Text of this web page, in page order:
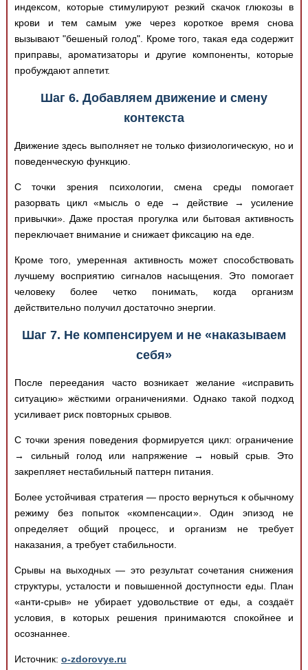
индексом, которые стимулируют резкий скачок глюкозы в
крови и тем самым уже через короткое время снова
вызывают "бешеный голод". Кроме того, такая еда содержит
приправы, ароматизаторы и другие компоненты, которые
пробуждают аппетит.
Шаг 6. Добавляем движение и смену
контекста
Движение здесь выполняет не только физиологическую, но и
поведенческую функцию.
С точки зрения психологии, смена среды помогает
разорвать цикл «мысль о еде → действие → усиление
привычки». Даже простая прогулка или бытовая активность
переключает внимание и снижает фиксацию на еде.
Кроме того, умеренная активность может способствовать
лучшему восприятию сигналов насыщения. Это помогает
человеку более четко понимать, когда организм
действительно получил достаточно энергии.
Шаг 7. Не компенсируем и не «наказываем
себя»
После переедания часто возникает желание «исправить
ситуацию» жёсткими ограничениями. Однако такой подход
усиливает риск повторных срывов.
С точки зрения поведения формируется цикл: ограничение
→ сильный голод или напряжение → новый срыв. Это
закрепляет нестабильный паттерн питания.
Более устойчивая стратегия — просто вернуться к обычному
режиму без попыток «компенсации». Один эпизод не
определяет общий процесс, и организм не требует
наказания, а требует стабильности.
Срывы на выходных — это результат сочетания снижения
структуры, усталости и повышенной доступности еды. План
«анти-срыв» не убирает удовольствие от еды, а создаёт
условия, в которых решения принимаются спокойнее и
осознаннее.
Источник: o-zdorovye.ru